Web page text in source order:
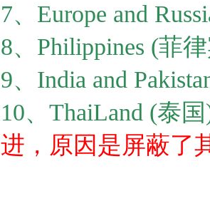
7、Europe and
8、Philippines (菲
9、India and
10、ThaiLand (泰
进，原因是屏蔽了